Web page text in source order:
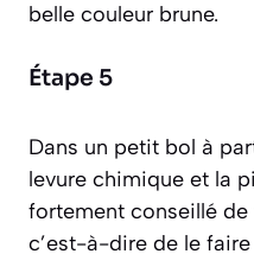
belle couleur brune.
Étape 5
Dans un petit bol à
levure chimique et la
fortement conseillé de
c’est-à-dire de le